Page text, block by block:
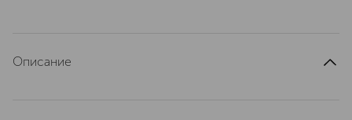
Описание